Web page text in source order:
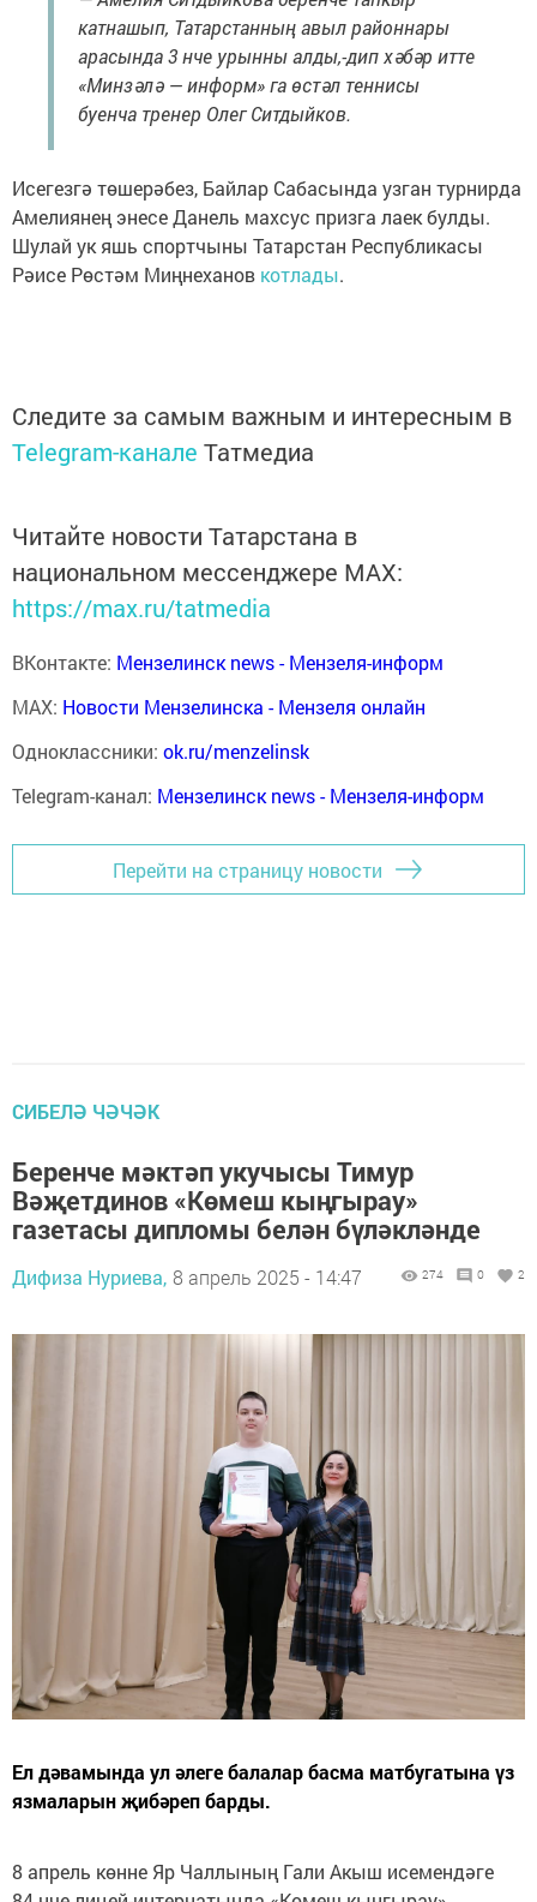
катнашып, Татарстанның авыл районнары
арасында 3 нче урынны алды,-дип хәбәр итте
«Минзәлә — информ» га өстәл теннисы
буенча тренер Олег Ситдыйков.
Исегезгә төшерәбез, Байлар Сабасында узган турнирда
Амелиянең энесе Данель махсус призга лаек булды.
Шулай ук яшь спортчыны Татарстан Республикасы
Рәисе Рөстәм Миңнеханов котлады.
Следите за самым важным и интересным в
Telegram-канале Татмедиа
Читайте новости Татарстана в
национальном мессенджере MАХ:
https://max.ru/tatmedia
ВКонтакте: Мензелинск news - Мензеля-информ
MAX: Новости Мензелинска - Мензеля онлайн
Одноклассники: ok.ru/menzelinsk
Telegram-канал: Мензелинск news - Мензеля-информ
Перейти на страницу новости
СИБЕЛӘ ЧӘЧӘК
Беренче мәктәп укучысы Тимур
Вәҗетдинов «Көмеш кыңгырау»
газетасы дипломы белән бүләкләнде
Дифиза Нуриева, 8 апрель 2025 - 14:47 274 0 2
Ел дәвамында ул әлеге балалар басма матбугатына үз
язмаларын җибәреп барды.
8 апрель көнне Яр Чаллының Гали Акыш исемендәге